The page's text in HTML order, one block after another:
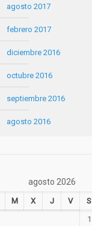
agosto 2017
febrero 2017
diciembre 2016
octubre 2016
septiembre 2016
agosto 2016
agosto 2026
M X J V S
1